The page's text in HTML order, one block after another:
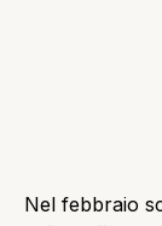
Nel febbraio